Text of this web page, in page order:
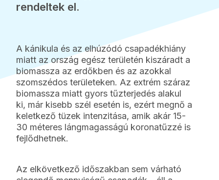
rendeltek el.
A kánikula és az elhúzódó csapadékhiány
miatt az ország egész területén kiszáradt a
biomassza az erdőkben és az azokkal
szomszédos területeken. Az extrém száraz
biomassza miatt gyors tűzterjedés alakul
ki, már kisebb szél esetén is, ezért megnő a
keletkező tüzek intenzitása, amik akár 15-
30 méteres lángmagasságú koronatűzzé is
fejlődhetnek.
Az elkövetkező időszakban sem várható